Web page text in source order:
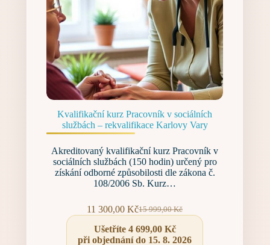
Kvalifikační kurz Pracovník v sociálních
službách – rekvalifikace Karlovy Vary
Akreditovaný kvalifikační kurz Pracovník v
sociálních službách (150 hodin) určený pro
získání odborné způsobilosti dle zákona č.
108/2006 Sb. Kurz…
15 999,00Kč
Původní
cena
byla:
11 300,00KčAktuální
cena
je:
Ušetříte 4 699,00 Kč
při objednání do 15. 8. 2026